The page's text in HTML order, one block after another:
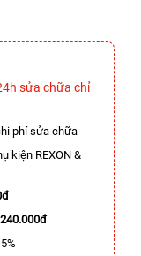
sửa chữa chỉ
phí sửa chữa
kiện REXON &
240.000đ